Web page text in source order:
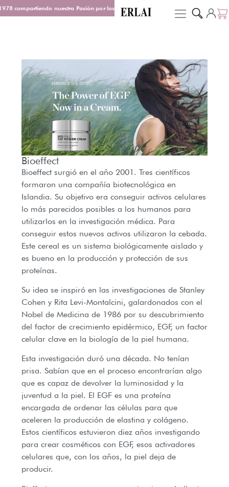
compartiendo nuestra Pasión por los Perfumes Entrega en 48/72 h
Bioeffect
Bioeffect surgió en el año 2001. Tres científicos
formaron una compañía biotecnológica en
Islandia. Su objetivo era conseguir activos celulares
lo más parecidos posibles a los humanos para
utilizarlos en la investigación médica. Para
conseguir estos nuevos activos utilizaron la cebada.
Este cereal es un sistema biológicamente aislado y
es bueno en la producción y protección de sus
proteínas.
Su idea se inspiró en las investigaciones de Stanley
Cohen y Rita Levi-Montalcini, galardonados con el
Nobel de Medicina de 1986 por su descubrimiento
del factor de crecimiento epidérmico, EGF, un factor
celular clave en la biología de la piel humana.
Esta investigación duró una década. No tenían
prisa. Sabían que en el proceso encontrarían algo
que es capaz de devolver la luminosidad y la
juventud a la piel. El EGF es una proteína
encargada de ordenar las células para que
aceleren la producción de elastina y colágeno.
Estos científicos estuvieron diez años investigando
para crear cosméticos con EGF, esos activadores
celulares que, con los años, la piel deja de
producir.